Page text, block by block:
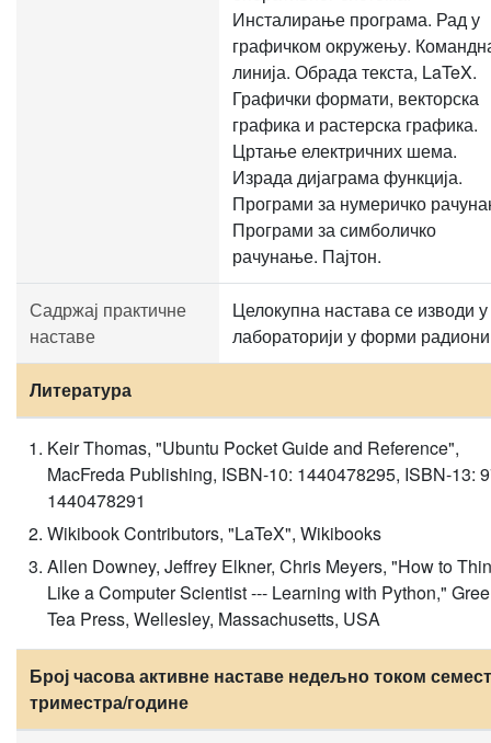
Инсталирање програма. Рад у
графичком окружењу.
линија. Обрада текста, LaTeX.
Графички формати, векторска
графика и растерска графика.
Цртање електричних шема.
Израда дијаграма функција.
Програми за нумеричко
Програми за симболичко
рачунање. Пајтон.
Садржај практичне
наставе
Целокупна настава се изводи у
лабораторији у форми
Литература
Keir Thomas, "Ubuntu Pocket Guide and Reference",
MacFreda Publishing, ISBN-10: 1440478295, ISBN-13:
1440478291
Wikibook Contributors, "LaTeX", Wikibooks
Allen Downey, Jeffrey Elkner, Chris Meyers, "How to
Like a Computer Scientist --- Learning with Python,"
Tea Press, Wellesley, Massachusetts, USA
Број часова активне наставе недељно током
триместра/године